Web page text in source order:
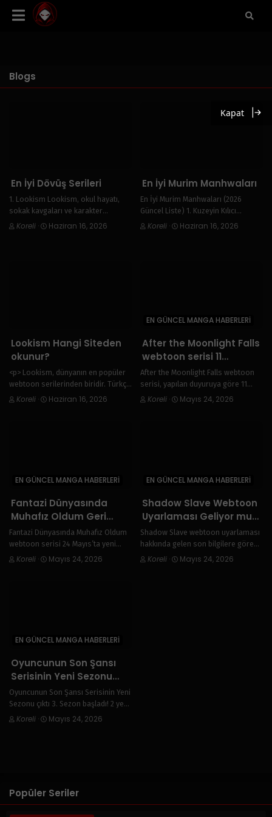
Blogs
En İyi Dövüş Serileri
1. Lookism Lookism, okul hayatı,
sokak kavgaları ve karakter
gelişimini başarılı şekilde bir araya
Koreli · Haziran 16, 2026
En İyi Murim Manhwaları
En İyi Murim Manhwaları (2026
Güncel Liste) 1. Kuzeyin Kılıcı
Kuzeyin Kılıcı, Murim türünün en çok
Koreli · Haziran 16, 2026
Lookism Hangi Siteden
okunur?
<p> Lookism, dünyanın en popüler
webtoon serilerinden biridir. Türkçe
olarak Lookism okumak isteyen
Koreli · Haziran 16, 2026
EN GÜNCEL MANGA HABERLERI
After the Moonlight Falls
webtoon serisi 11
Haziran’a kadar ara
verdi. Serinin yayın
takvimi ve dönüş
After the Moonlight Falls webtoon
serisi, yapılan duyuruya göre 11
Haziran’a kadar ara verdi. Bu süre
Koreli · Mayıs 24, 2026
EN GÜNCEL MANGA HABERLERI
Fantazi Dünyasında
Muhafız Oldum Geri
Dönüyor! Yeni Bölümler
24 Mayıs’ta Yayında
Fantazi Dünyasında Muhafız Oldum
webtoon serisi 24 Mayıs’ta yeni
bölümüyle geri dönüyor. Uzun
Koreli · Mayıs 24, 2026
EN GÜNCEL MANGA HABERLERI
Shadow Slave Webtoon
Uyarlaması Geliyor mu?
Güncel Gelişmeler
Shadow Slave webtoon uyarlaması
hakkında gelen son bilgilere göre
proje yaz aylarında yayınlanabilir.
Koreli · Mayıs 24, 2026
EN GÜNCEL MANGA HABERLERI
Oyuncunun Son Şansı
Serisinin Yeni Sezonu
çıktı
Oyuncunun Son Şansı Serisinin Yeni
Sezonu çıktı 3. Sezon başladı! 2 yeni
bölüm ile döndü. Nabicix üzerinde
Koreli · Mayıs 24, 2026
Popüler Seriler
Kapat